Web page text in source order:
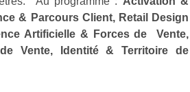
& Parcours Client, Retail Design
Artificielle & Forces de Vente,
Vente, Identité & Territoire de